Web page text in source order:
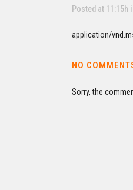
Posted at 11:15h
application/
NO
Sorry, the